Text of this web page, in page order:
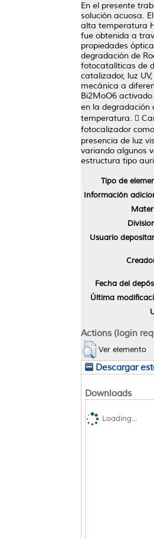
En el presente
solución acuosa.
alta temperatura
fue obtenida a
propiedades
degradación de
fotocatalíticas de
catalizador, luz
mecánica a
Bi2MoO6
en la degradación
temperatura. 
fotocalizador
presencia de luz
variando algunos
estructura tipo
Tipo de
Información
Usuario
Fecha del
Última
Actions (login
Ver elemento
Descargar
Downloads
Loading...